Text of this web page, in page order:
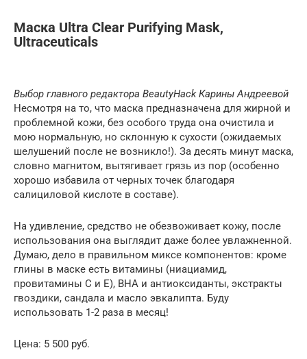
Маска Ultra Clear Purifying Mask,
Ultraceuticals
Выбор главного редактора BeautyHack Карины Андреевой
Несмотря на то, что маска предназначена для жирной и
проблемной кожи, без особого труда она очистила и
мою нормальную, но склонную к сухости (ожидаемых
шелушений после не возникло!). За десять минут маска,
словно магнитом, вытягивает грязь из пор (особенно
хорошо избавила от черных точек благодаря
салициловой кислоте в составе).
На удивление, средство не обезвоживает кожу, после
использования она выглядит даже более увлажненной.
Думаю, дело в правильном миксе компонентов: кроме
глины в маске есть витамины (ниациамид,
провитамины С и Е), BHA и антиоксиданты, экстракты
гвоздики, сандала и масло эвкалипта. Буду
использовать 1-2 раза в месяц!
Цена: 5 500 руб.